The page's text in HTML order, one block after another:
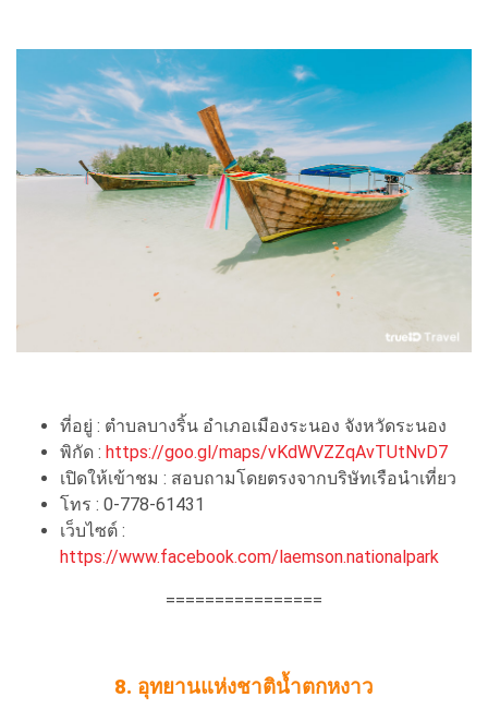
ที่อยู่ : ตำบลบางริ้น อำเภอเมืองระนอง จังหวัดระนอง
พิกัด : https://goo.gl/maps/vKdWVZZqAvTUtNvD7
เปิดให้เข้าชม : สอบถามโดยตรงจากบริษัทเรือนำเที่ยว
โทร : 0-778-61431
เว็บไซต์ :
https://www.facebook.com/laemson.nationalpark
================
8. อุทยานแห่งชาติน้ำตกหงาว